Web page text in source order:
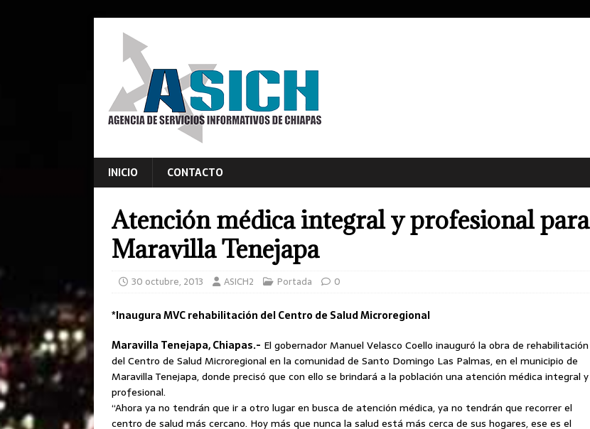
INICIO CONTACTO
Atención médica integral y profesional para
Maravilla Tenejapa
30 octubre, 2013 ASICH2 Portada 0
*Inaugura MVC rehabilitación del Centro de Salud Microregional
Maravilla Tenejapa, Chiapas.- El gobernador Manuel Velasco Coello inauguró la obra de rehabilitación
del Centro de Salud Microregional en la comunidad de Santo Domingo Las Palmas, en el municipio de
Maravilla Tenejapa, donde precisó que con ello se brindará a la población una atención médica integral y
profesional.
“Ahora ya no tendrán que ir a otro lugar en busca de atención médica,ya no tendrán que recorrer el
centro de salud más cercano. Hoy más que nunca la salud está más cerca de sus hogares, ese es el